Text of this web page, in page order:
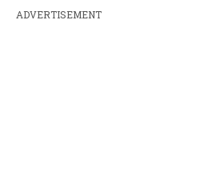
ADVERTISEMENT